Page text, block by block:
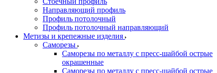
Направляющий профиль
Профиль потолочный
Профиль потолочный направляющий
Метизы и крепежные изделия
Саморезы
Саморезы по металлу с пресс-шайбой острые
окрашенные
Саморезы по металлу с пресс-шайбой острые